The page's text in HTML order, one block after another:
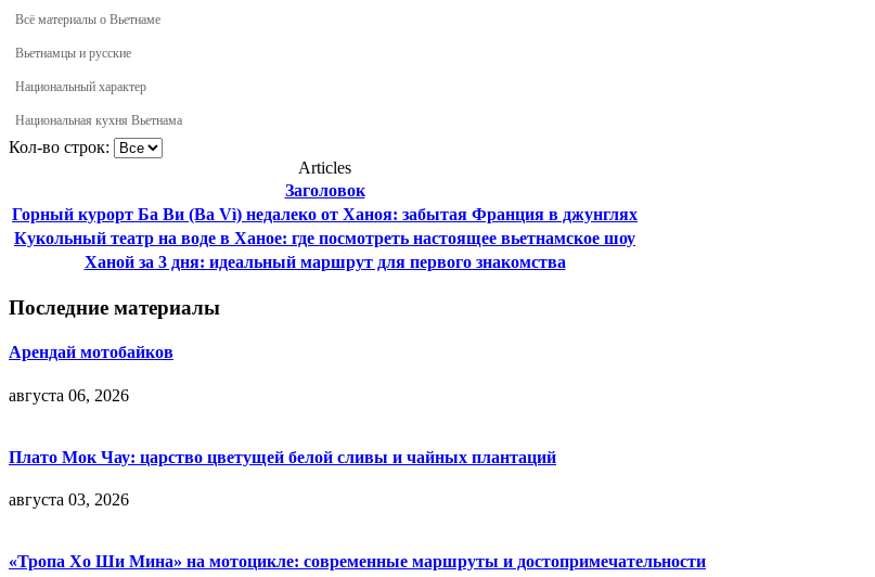
Всё материалы о Вьетнаме
Вьетнамцы и русские
Национальный характер
Национальная кухня Вьетнама
Кол-во строк:
Articles
Заголовок
Горный курорт Ба Ви (Ba Vì) недалеко от Ханоя: забытая Франция в джунглях
Кукольный театр на воде в Ханое: где посмотреть настоящее вьетнамское шоу
Ханой за 3 дня: идеальный маршрут для первого знакомства
Последние материалы
Арендай мотобайков
августа 06, 2026
Плато Мок Чау: царство цветущей белой сливы и чайных плантаций
августа 03, 2026
«Тропа Хо Ши Мина» на мотоцикле: современные маршруты и достопримечательности